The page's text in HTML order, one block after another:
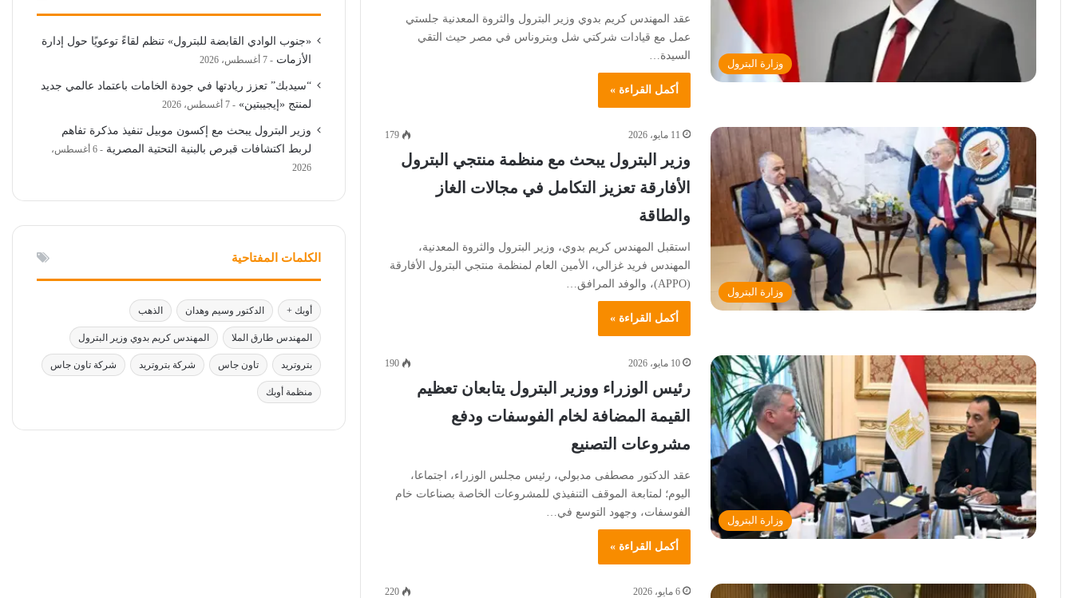
وزارة البترول
عقد المهندس كريم بدوي وزير البترول والثروة المعدنية جلستي
عمل مع قيادات شركتي شل وبتروناس في مصر حيث التقي
السيدة…
أكمل القراءة »
وزارة البترول
11 مايو، 2026 179
وزير البترول يبحث مع منظمة منتجي البترول
الأفارقة تعزيز التكامل في مجالات الغاز
والطاقة
استقبل المهندس كريم بدوي، وزير البترول والثروة المعدنية،
المهندس فريد غزالي، الأمين العام لمنظمة منتجي البترول الأفارقة
(APPO)، والوفد المرافق…
أكمل القراءة »
وزارة البترول
10 مايو، 2026 190
رئيس الوزراء ووزير البترول يتابعان تعظيم
القيمة المضافة لخام الفوسفات ودفع
مشروعات التصنيع
عقد الدكتور مصطفى مدبولي، رئيس مجلس الوزراء، اجتماعا،
اليوم؛ لمتابعة الموقف التنفيذي للمشروعات الخاصة بصناعات خام
الفوسفات، وجهود التوسع في…
أكمل القراءة »
6 مايو، 2026 220
«جنوب الوادي القابضة للبترول» تنظم لقاءً توعويًا حول إدارة
الأزمات
7 أغسطس، 2026
“سيدبك” تعزز ريادتها في جودة الخامات باعتماد عالمي جديد
لمنتج «إيجيبتين»
7 أغسطس، 2026
وزير البترول يبحث مع إكسون موبيل تنفيذ مذكرة تفاهم
لربط اكتشافات قبرص بالبنية التحتية المصرية
6 أغسطس،
2026
الكلمات المفتاحية
أوبك + الدكتور وسيم وهدان الذهب
المهندس طارق الملا المهندس كريم بدوي وزير البترول
بتروتريد تاون جاس شركة بتروتريد شركة تاون جاس
منظمة أوبك